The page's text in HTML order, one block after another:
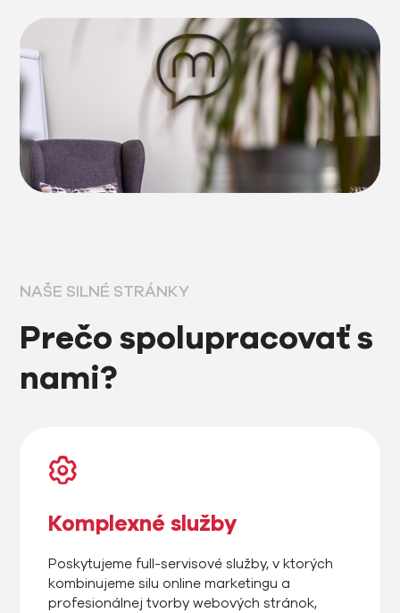
NAŠE SILNÉ STRÁNKY
Prečo spolupracovať s
nami?
Komplexné služby
Poskytujeme full-servisové služby, v ktorých
kombinujeme silu online marketingu a
profesionálnej tvorby webových stránok,